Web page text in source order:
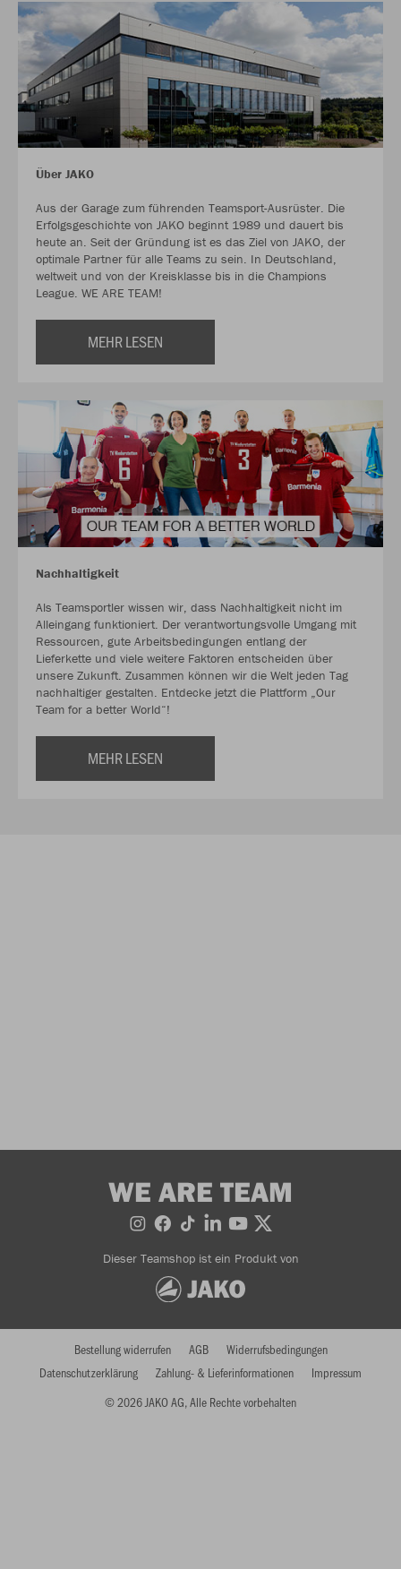
Über JAKO
Aus der Garage zum führenden Teamsport-Ausrüster. Die
Erfolgsgeschichte von JAKO beginnt 1989 und dauert bis
heute an. Seit der Gründung ist es das Ziel von JAKO, der
optimale Partner für alle Teams zu sein. In Deutschland,
weltweit und von der Kreisklasse bis in die Champions
League. WE ARE TEAM!
MEHR LESEN
Nachhaltigkeit
Als Teamsportler wissen wir, dass Nachhaltigkeit nicht im
Alleingang funktioniert. Der verantwortungsvolle Umgang mit
Ressourcen, gute Arbeitsbedingungen entlang der
Lieferkette und viele weitere Faktoren entscheiden über
unsere Zukunft. Zusammen können wir die Welt jeden Tag
nachhaltiger gestalten. Entdecke jetzt die Plattform „Our
Team for a better World“!
MEHR LESEN
WE ARE TEAM
Dieser Teamshop ist ein Produkt von
© 2026 JAKO AG, Alle Rechte vorbehalten
Bestellung widerrufen AGB
Widerrufsbedingungen
Datenschutzerklärung
Zahlung- & Lieferinformationen Impressum